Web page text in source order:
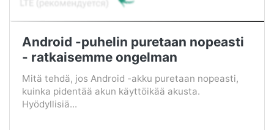
Android -puhelin puretaan nopeasti
- ratkaisemme ongelman
Mitä tehdä, jos Android -akku puretaan nopeasti,
kuinka pidentää akun käyttöikää akusta.
Hyödyllisiä...